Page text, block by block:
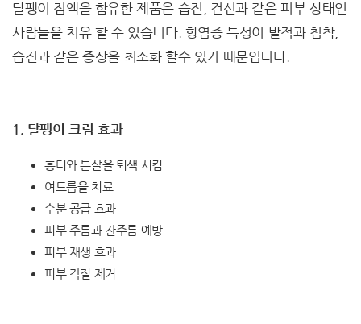
달팽이 점액을 함유한 제품은 습진, 건선과 같은 피부 상태인
사람들을 치유 할 수 있습니다. 항염증 특성이 발적과 침착,
습진과 같은 증상을 최소화 할수 있기 때문입니다.
1. 달팽이 크림 효과
흉터와 튼살을 퇴색 시킴
여드름을 치료
수분 공급 효과
피부 주름과 잔주름 예방
피부 재생 효과
피부 각질 제거